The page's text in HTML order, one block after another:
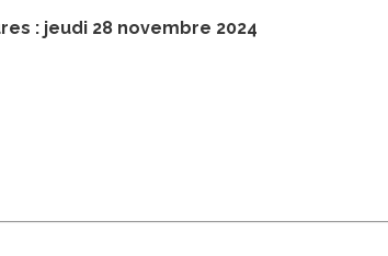
: jeudi 28 novembre 2024